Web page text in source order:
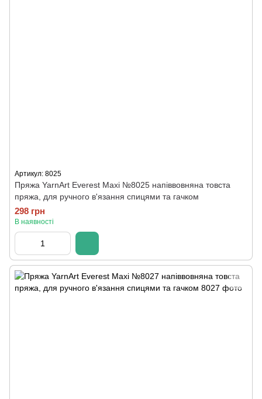
Артикул: 8025
Пряжа YarnArt Everest Maxi №8025 напіввовняна товста
пряжа, для ручного в'язання спицями та гачком
298 грн
В наявності